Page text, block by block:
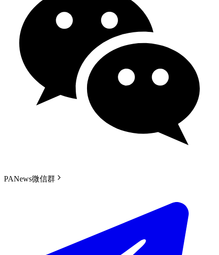
PANews微信群